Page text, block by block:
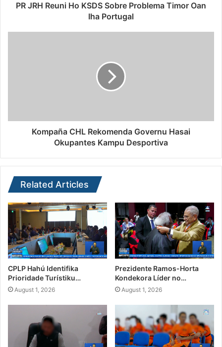
PR JRH Reuni Ho KSDS Sobre Problema Timor Oan
Iha Portugal
Kompaña CHL Rekomenda Governu Hasai
Okupantes Kampu Desportiva
Related Articles
CPLP Hahú Identifika
Prioridade Turístiku…
August 1, 2026
Prezidente Ramos-Horta
Kondekora Líder no…
August 1, 2026